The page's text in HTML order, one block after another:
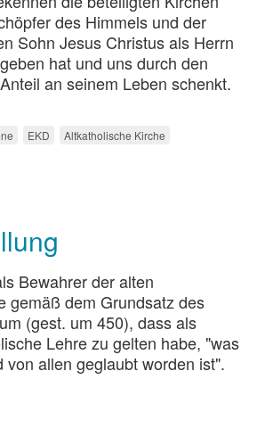
des Himmels und der
Sohn Jesus Christus als Herrn
hat und uns durch den
an seinem Leben schenkt.
EKD
Altkatholische Kirche
Bewahrer der alten
gemäß dem Grundsatz des
(gest. um 450), dass als
Lehre zu gelten habe, "was
von allen geglaubt worden ist".